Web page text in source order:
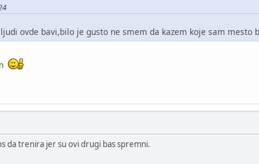
ovde bavi,bilo je gusto ne smem da kazem koje sam mesto
da trenira jer su ovi drugi bas spremni.